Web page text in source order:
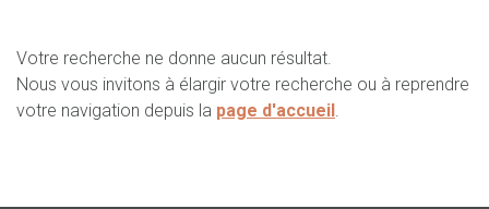
Votre recherche ne donne aucun résultat.
Nous vous invitons à élargir votre recherche ou à reprendre
votre navigation depuis la page d'accueil.